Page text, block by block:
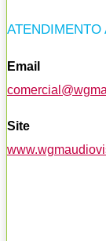
ATENDIMENTO
Email
Site